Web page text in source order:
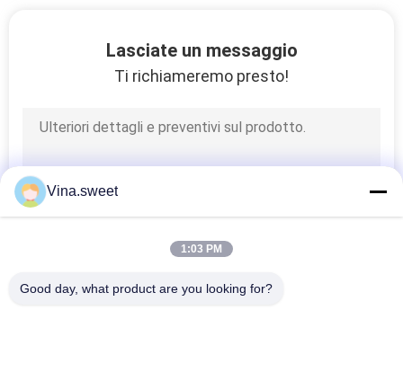
Parti di Isuzu NPR
Isuzu Forward Parts
Lasciate un messaggio
Ti richiameremo presto!
Vina.sweet
1:03 PM
Good day, what product are you looking for?